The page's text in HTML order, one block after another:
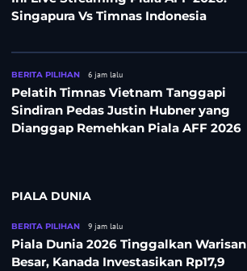
Singapura Vs Timnas Indonesia
BERITA PILIHAN 6 jam lalu
Pelatih Timnas Vietnam Tanggapi
Sindiran Pedas Justin Hubner yang
Dianggap Remehkan Piala AFF 2026
PIALA DUNIA
BERITA PILIHAN 9 jam lalu
Piala Dunia 2026 Tinggalkan Warisan
Besar, Kanada Investasikan Rp17,9